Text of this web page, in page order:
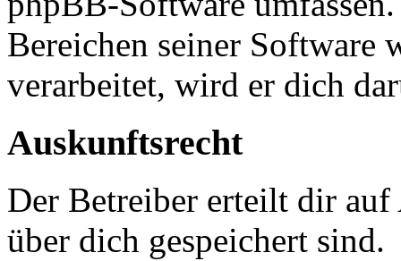
Bereichen seiner Software
verarbeitet, wird er dich
Auskunftsrecht
Der Betreiber erteilt dir
über dich gespeichert sind.